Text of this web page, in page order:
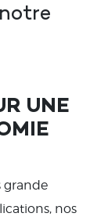
UNE
grande
nos